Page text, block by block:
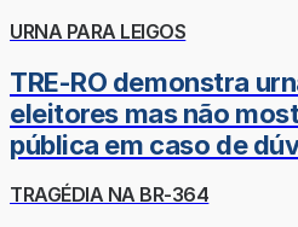
URNA PARA LEIGOS
TRE-RO demonstra
eleitores mas não
pública em caso de
TRAGÉDIA NA BR-364